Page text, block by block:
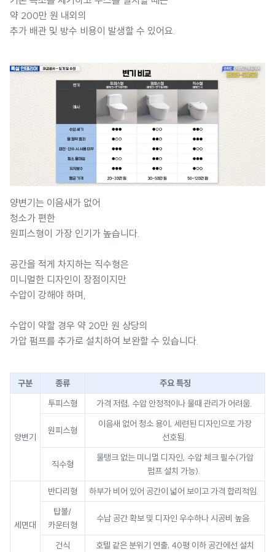
약 200만 원 내외의
추가 배관 및 방수 비용이 발생할 수 있어요.
양변기는 이음새가 없어
청소가 편한
원피스형이 가장 인기가 높습니다.
공간을 적게 차지하는 직수형은
미니멀한 디자인이 장점이지만
수압이 강해야 하며,
수압이 약할 경우 약 20만 원 상당의
가압 펌프를 추가로 설치하여 보완할 수 있습니다.
구분 종류 주요 특징
양변기
투피스형 가격 저렴, 수압 안정적이나 물때 관리가 어려움.
원피스형
이음새 없어 청소 용이, 세련된 디자인으로 가장
선호됨.
직수형
물탱크 없는 미니멀 디자인, 수압 체크 필수(가압
펌프 설치 가능).
세면대
반다리형
하부가 비어 있어 공간이 넓어 보이고 가격 합리적임.
탑볼/
카운터형
수납 공간 확보 및 디자인 우수하나 시공비 높음.
건식
호텔 같은 분위기 연출, 40평 이하 공간에선 설치